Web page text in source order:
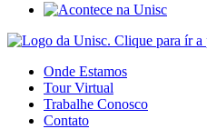
Onde Estamos
Tour Virtual
Trabalhe Conosco
Contato